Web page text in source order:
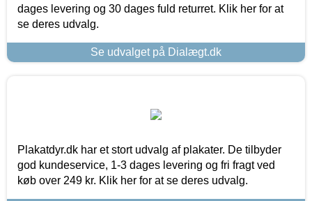
dages levering og 30 dages fuld returret. Klik her for at
se deres udvalg.
Se udvalget på Dialægt.dk
Plakatdyr.dk har et stort udvalg af plakater. De tilbyder
god kundeservice, 1-3 dages levering og fri fragt ved
køb over 249 kr. Klik her for at se deres udvalg.